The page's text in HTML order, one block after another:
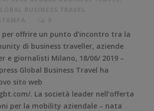
offrire un punto d’incontro tra la
di business traveller, aziende
e giornalisti Milano, 18/06/ 2019 –
Global Business Travel ha
sito web
. La società leader nell’offerta
per la mobility aziendale – nata